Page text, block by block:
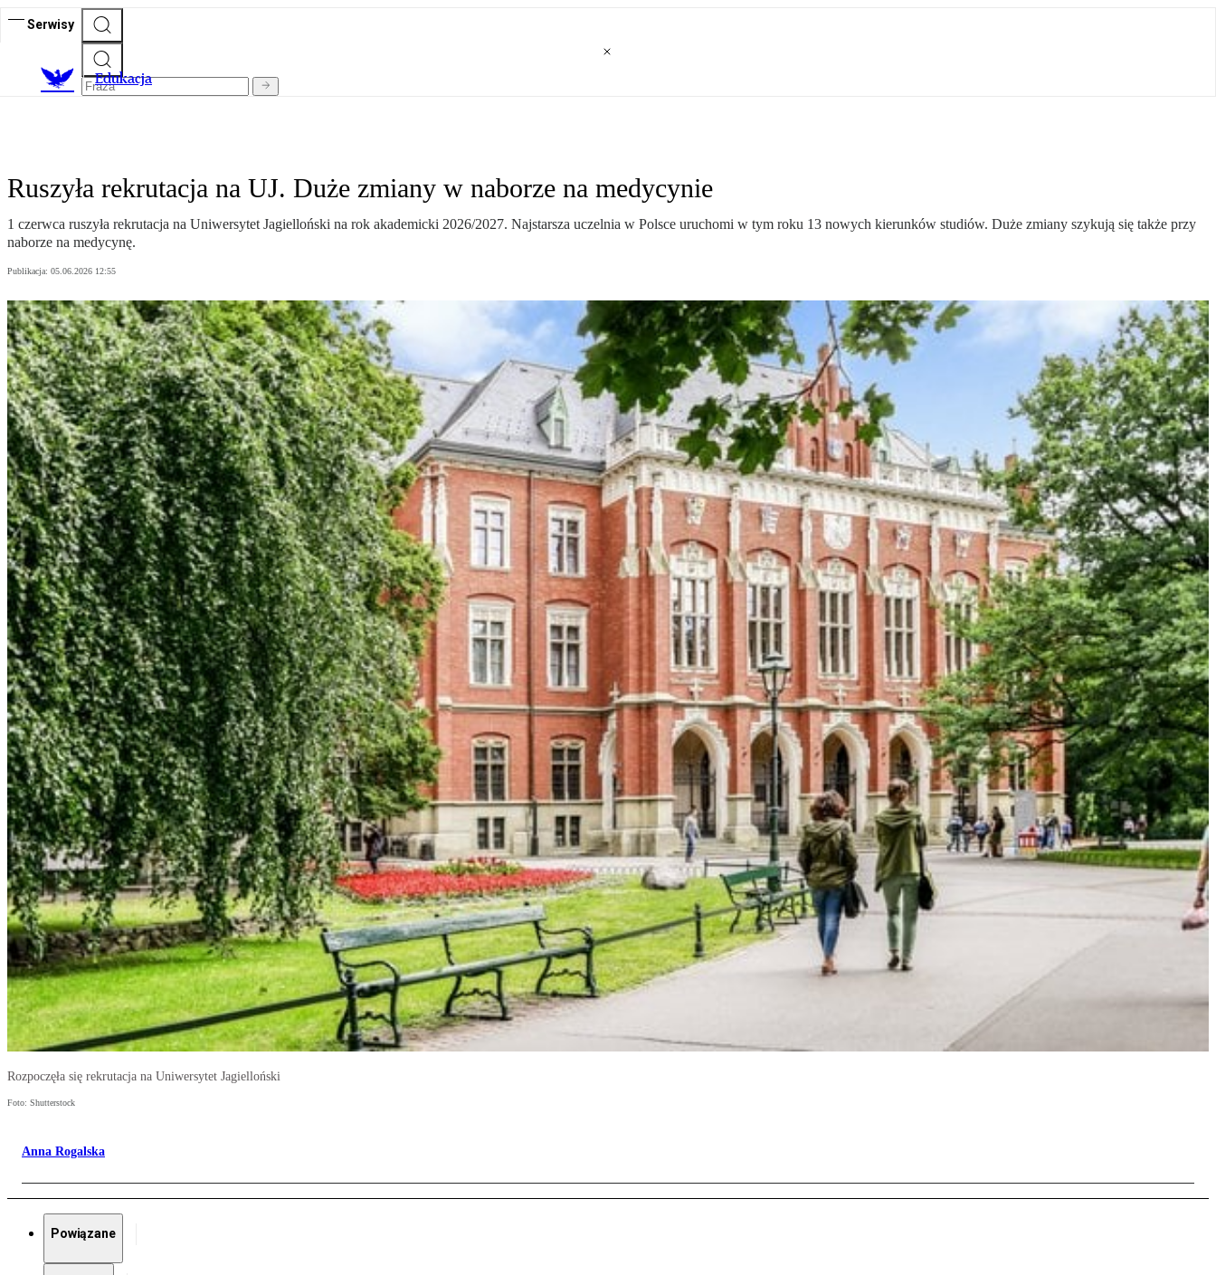
Serwisy
Edukacja
Ruszyła rekrutacja na UJ. Duże zmiany w naborze na medycynie
1 czerwca ruszyła rekrutacja na Uniwersytet Jagielloński na rok akademicki 2026/2027. Najstarsza uczelnia w Polsce uruchomi w tym roku 13 nowych kierunków studiów. Duże zmiany szykują się także przy
naborze na medycynę.
Publikacja: 05.06.2026 12:55
Rozpoczęła się rekrutacja na Uniwersytet Jagielloński
Foto: Shutterstock
Anna Rogalska
Powiązane